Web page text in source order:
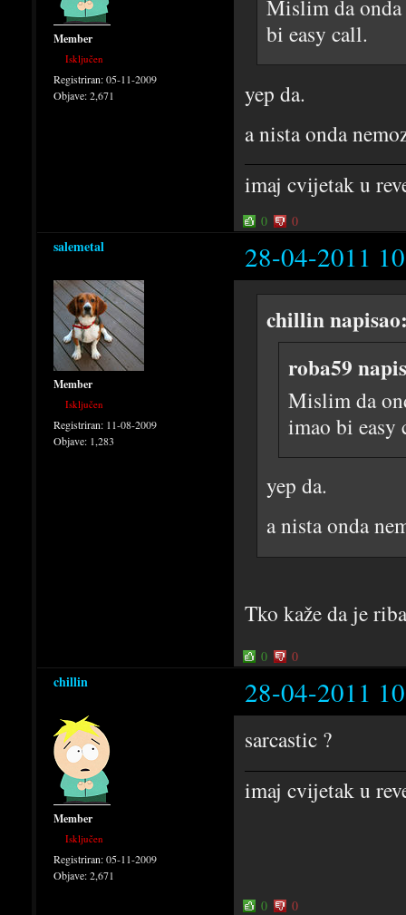
Member
Isključen
Registriran:05-11-2009
Objave:2,671
Mislim da
bi easy call.
yep da.
a nista onda
imaj cvijetak u
0 0
salemetal 28-04-2011
Member
Isključen
Registriran: 11-08-2009
Objave: 1,283
chillin
roba59
Mislim da
imao bi easy
yep da.
a nista onda
Tko kaže da je
0 0
chillin 28-04-2011
Member
Isključen
Registriran:05-11-2009
Objave:2,671
sarcastic ?
imaj cvijetak u
0 0